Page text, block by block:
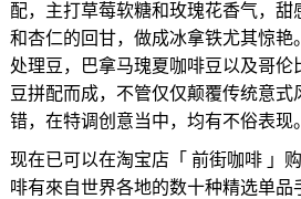
配，主打草莓软糖和玫瑰花香气，甜
和杏仁的回甘，做成冰拿铁尤其惊艳
处理豆，巴拿马瑰夏咖啡豆以及哥伦
豆拼配而成，不管仅仅颠覆传统意式
错，在特调创意当中，均有不俗表现。
现在已可以在淘宝店「 前街咖啡 」
啡有來自世界各地的数十种精选单品